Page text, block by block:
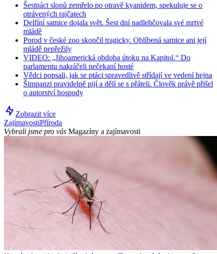
Šestnáct slonů zemřelo po otravě kyanidem, spekuluje se o
otrávených rajčatech
Delfíní samice dojala svět. Šest dní nadlehčovala své mrtvé
mládě
Porod v české zoo skončil tragicky. Oblíbená samice ani její
mládě nepřežily
VIDEO: „Jihoamerická obdoba útoku na Kapitol.“ Do
parlamentu nakráčeli nečekaní hosté
Vědci popsali, jak se ptáci spravedlivě střídají ve vedení hejna
Šimpanzi pravidelně pijí a dělí se s přáteli. Člověk právě přišel
o autorství hospody
Zobrazit více
ZajímavostiPříroda
Vybrali jsme pro vás Magazíny a zajímavosti